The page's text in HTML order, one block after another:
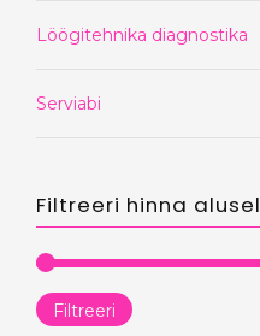
Löögitehnika diagnostika
Serviabi
Filtreeri hinna alusel
Filtreeri